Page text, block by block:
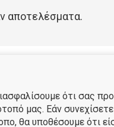
αποτελέσματα.
ότι σας
μας. Εάν
θα υποθέσουμε ότι